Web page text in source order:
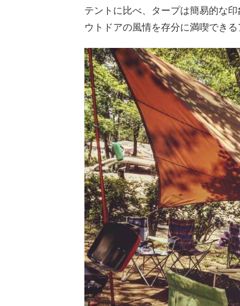
テントに比べ、タープは簡易的な
ウトドアの風情を存分に満喫できる